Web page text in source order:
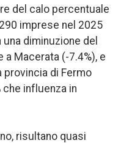
del calo percentuale
imprese nel 2025
diminuzione del
a Macerata (-7.4%), e
provincia di Fermo
influenza in
risultano quasi